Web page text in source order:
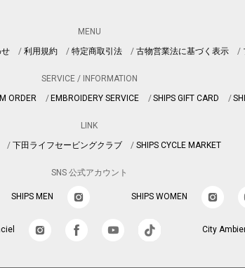
MENU
利用規約 特定商取引法 古物営業法に基づく表示
SERVICE / INFORMATION
ORDER EMBROIDERY SERVICE SHIPS GIFT CARD
LINK
下田ライフセービングクラブ SHIPS CYCLE MARKET
SNS 公式アカウント
SHIPS MEN SHIPS WOMEN
City